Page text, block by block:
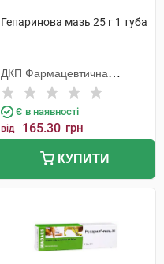
Гепаринова мазь 25 г 1 туба
ДКП Фармацевтична
фабрика
Є в наявності
від 165.30 грн
КУПИТИ